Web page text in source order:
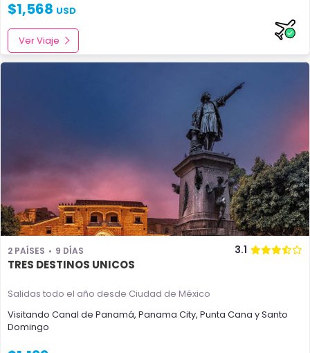
$1,568 USD
Ver Viaje
2 PAÍSES 9 DÍAS 3.1
TRES DESTINOS UNICOS
Salidas todo el año desde Ciudad de México
Visitando Canal de Panamá, Panama City, Punta Cana ySanto
Domingo